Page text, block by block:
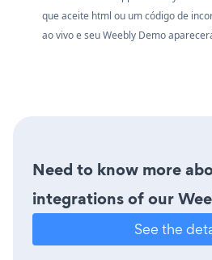
que aceite html ou um código de
ao vivo e seu Weebly Demo
Need to know more
integrations of our
See the